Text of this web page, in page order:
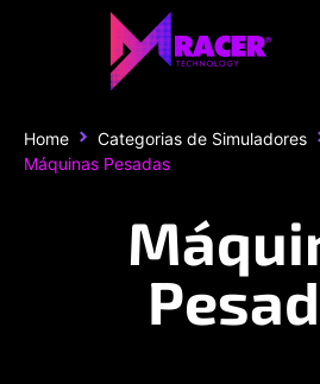
Home
Categorias de Simuladores
Máquinas Pesadas